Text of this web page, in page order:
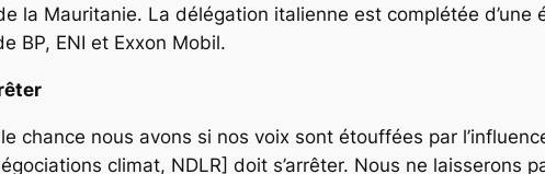
la Mauritanie. La délégation italienne est complétée d’une
BP, ENI et Exxon Mobil.
chance nous avons si nos voix sont étouffées par
climat, NDLR] doit s’arrêter. Nous ne laisserons